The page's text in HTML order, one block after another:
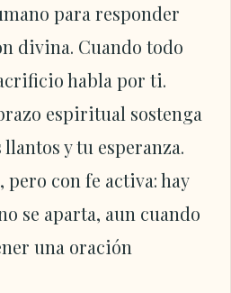
para responder
divina. Cuando todo
habla por ti.
espiritual sostenga
y tu esperanza.
pero con fe activa: hay
se aparta, aun cuando
una oración